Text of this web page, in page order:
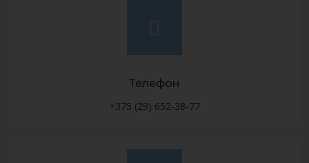
Телефон
+375 (29) 652-38-77